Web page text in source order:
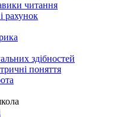
читання
рахунок
здібностей
поняття